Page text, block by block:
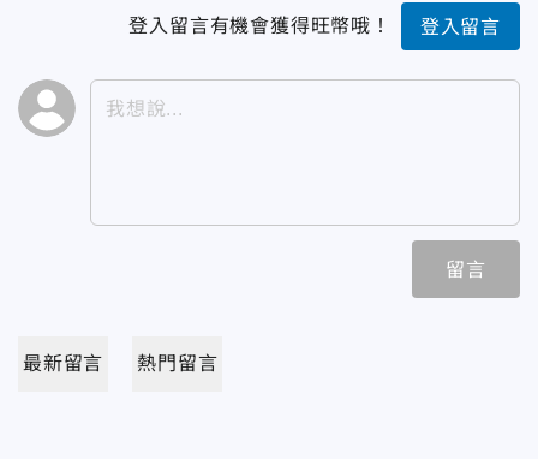
登入留言有機會獲得旺幣哦！ 登入留言
留言
最新留言 熱門留言